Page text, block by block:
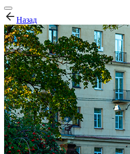
Назад